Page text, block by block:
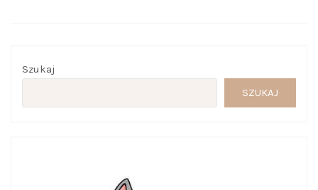
Szukaj
SZUKAJ